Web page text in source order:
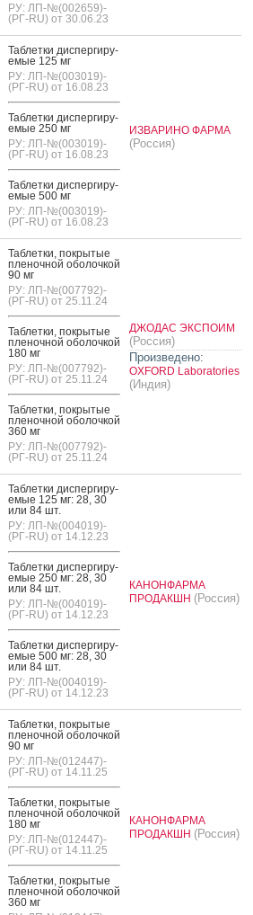
РУ: ЛП-№(002659)-
(РГ-RU) от 30.06.23
Таб­летки дис­перги­ру­
емые 125 мг
РУ: ЛП-№(003019)-
(РГ-RU) от 16.08.23
Таб­летки дис­перги­ру­
емые 250 мг
РУ: ЛП-№(003019)-
(РГ-RU) от 16.08.23
Таб­летки дис­перги­ру­
емые 500 мг
РУ: ЛП-№(003019)-
(РГ-RU) от 16.08.23
ИЗВАРИНО ФАРМА
(Россия)
Таб­летки, пок­ры­тые
пле­ноч­ной обо­лоч­кой
90 мг
РУ: ЛП-№(007792)-
(РГ-RU) от 25.11.24
Таб­летки, пок­ры­тые
пле­ноч­ной обо­лоч­кой
180 мг
РУ: ЛП-№(007792)-
(РГ-RU) от 25.11.24
Таб­летки, пок­ры­тые
пле­ноч­ной обо­лоч­кой
360 мг
РУ: ЛП-№(007792)-
(РГ-RU) от 25.11.24
ДЖОДАС ЭКСПОИМ
(Россия)
Произведено:
OXFORD Laboratories
(Индия)
Таб­летки дис­перги­ру­
емые 125 мг: 28, 30
или 84 шт.
РУ: ЛП-№(004019)-
(РГ-RU) от 14.12.23
Таб­летки дис­перги­ру­
емые 250 мг: 28, 30
или 84 шт.
РУ: ЛП-№(004019)-
(РГ-RU) от 14.12.23
Таб­летки дис­перги­ру­
емые 500 мг: 28, 30
или 84 шт.
РУ: ЛП-№(004019)-
(РГ-RU) от 14.12.23
КАНОНФАРМА
ПРОДАКШН (Россия)
Таб­летки, пок­ры­тые
пле­ноч­ной обо­лоч­кой
90 мг
РУ: ЛП-№(012447)-
(РГ-RU) от 14.11.25
Таб­летки, пок­ры­тые
пле­ноч­ной обо­лоч­кой
180 мг
РУ: ЛП-№(012447)-
(РГ-RU) от 14.11.25
Таб­летки, пок­ры­тые
пле­ноч­ной обо­лоч­кой
360 мг
КАНОНФАРМА
ПРОДАКШН (Россия)